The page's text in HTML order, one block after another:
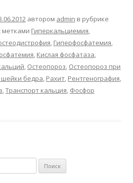
автором admin в рубрике
метками Гиперкальциемия,
, Гиперфосфатемия,
, Кислая фосфатаза,
, Остеопороз, Остеопороз при
бедра, Рахит, Рентгенография,
,Транспорт кальция, Фосфор